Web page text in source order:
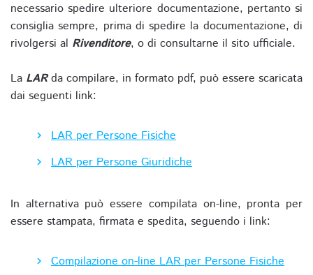
necessario spedire ulteriore documentazione, pertanto si
consiglia sempre, prima di spedire la documentazione, di
rivolgersi al Rivenditore, o di consultarne il sito ufficiale.
La LARda compilare, in formato pdf, può essere scaricata
dai seguenti link:
LAR per Persone Fisiche
LAR per Persone Giuridiche
In alternativa può essere compilata on-line, pronta per
essere stampata, firmata e spedita, seguendo i link:
Compilazione on-line LAR per Persone Fisiche